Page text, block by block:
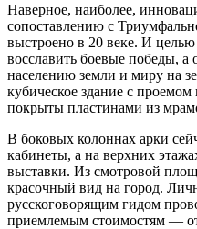
Наверное, наиболее,
сопоставлению с
выстроено в 20 веке. И
восславить боевые победы, а
населению земли и миру на
кубическое здание с проемом
покрыты пластинами из
В боковых колоннах арки
кабинеты, а на верхних
выставки. Из смотровой
красочный вид на город.
русскоговорящим гидом
приемлемым стоимостям —